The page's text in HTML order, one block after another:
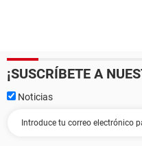
¡SUSCRÍBETE A
Noticias